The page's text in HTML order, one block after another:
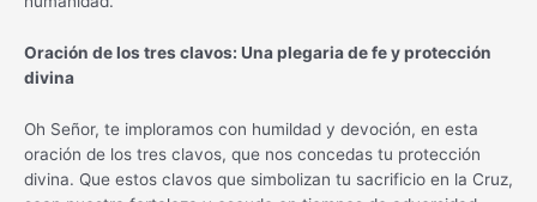
Oración de los tres clavos: Una plegaria de fe y protección
divina
Oh Señor, te imploramos con humildad y devoción, en esta
oración de los tres clavos, que nos concedas tu protección
divina. Que estos clavos que simbolizan tu sacrificio en la Cruz,